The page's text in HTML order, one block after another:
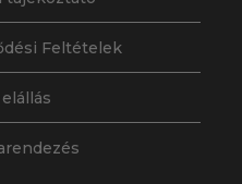
Feltételek